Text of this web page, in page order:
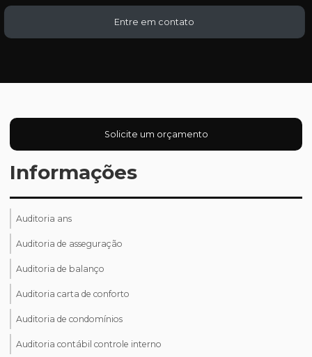
Entre em contato
Solicite um orçamento
Informações
Auditoria ans
Auditoria de asseguração
Auditoria de balanço
Auditoria carta de conforto
Auditoria de condomínios
Auditoria contábil controle interno